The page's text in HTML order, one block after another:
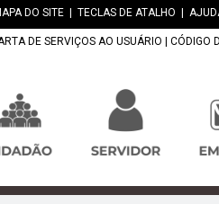
DO SITE TECLAS DE ATALHO
DE SERVIÇOS AO USUÁRIO CÓDIGO